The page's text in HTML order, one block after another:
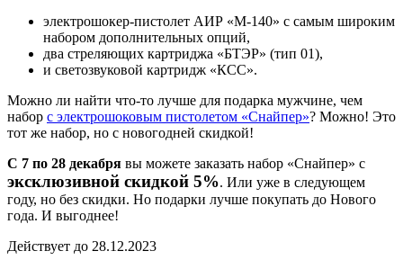
электрошокер-пистолет АИР «М-140» с самым широким
набором дополнительных опций,
два стреляющих картриджа «БТЭР» (тип 01),
и светозвуковой картридж «КСС».
Можно ли найти что-то лучше для подарка мужчине, чем
набор с электрошоковым пистолетом «Снайпер»? Можно! Это
тот же набор, но с новогодней скидкой!
С 7 по 28 декабря вы можете заказать набор «Снайпер» с
эксклюзивной скидкой 5%. Или уже в следующем
году, но без скидки. Но подарки лучше покупать до Нового
года. И выгоднее!
Действует до 28.12.2023